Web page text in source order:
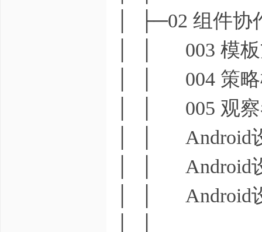
│ ├─02 组件协
│ │ 003 模板
│ │ 004 策略
│ │ 005 观察
│ │ Android设
│ │ Android设
│ │ Android设